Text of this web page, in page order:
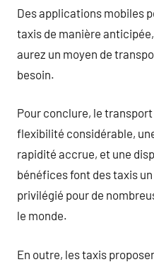
Des applications mobiles
taxis de manière
aurez un moyen de
besoin.
Pour conclure, le
flexibilité considérable,
rapidité accrue, et une
bénéfices font des taxis
privilégié pour de
le monde.
En outre, les taxis